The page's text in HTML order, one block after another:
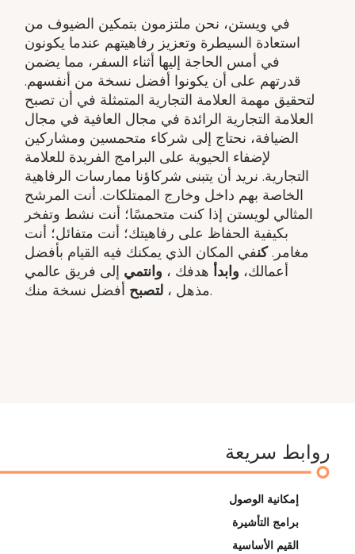
في ويستن، نحن ملتزمون بتمكين الضيوف من
استعادة السيطرة وتعزيز رفاهيتهم عندما يكونون
في أمس الحاجة إليها أثناء السفر، مما يضمن
قدرتهم على أن يكونوا أفضل نسخة من أنفسهم.
لتحقيق مهمة العلامة التجارية المتمثلة في أن تصبح
العلامة التجارية الرائدة في مجال العافية في مجال
الضيافة، نحتاج إلى شركاء متحمسين ومشاركين
لإضفاء الحيوية على البرامج الفريدة للعلامة
التجارية. نريد أن يتبنى شركاؤنا ممارسات الرفاهية
الخاصة بهم داخل وخارج الممتلكات. أنت المرشح
المثالي لويستن إذا كنت متحمسًا؛ أنت نشط وتفخر
بكيفية الحفاظ على رفاهيتك؛ أنت متفائل؛ أنت
مغامر.كنفي المكان الذي يمكنك فيه القيام بأفضل
أعمالك، وابدأ هدفك ​، وانتمي إلى فريق عالمي
مذهل ​، لتصبح أفضل نسخة منك.
روابط سريعة
إمكانية الوصول
برامج التأشيرة
القيم الأساسية